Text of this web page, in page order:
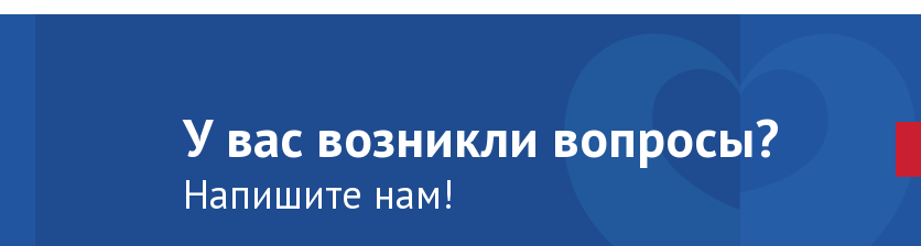
У вас возникли вопросы?
Напишите нам!